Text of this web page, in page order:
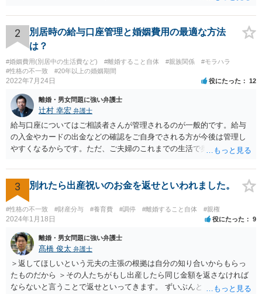
いのがおすすめです。 二人だけの密室で好き勝手していても、割と弁
護士とか警察が関与すると しゅんとする人が多いです。
2
別居時の給与口座管理と婚姻費用の最適な方法
は？
#婚姻費用(別居中の生活費など) #離婚すること自体 #親族関係
#モラハラ
#性格の不一致
#20年以上の婚姻期間
2022年7月24日 役にたった 12
離婚・男女問題に強い弁護士
辻村 幸宏 弁護士
給与口座についてはご相談者さんが管理されるのが一般的です。給与
の入金やカードの出金などの確認をご自身でされる方が今後は管理し
やすくなるからです。ただ、ご夫婦のこれまでの生活で奥様が管理さ
しても構わないとは思います。 隠し財産といっても、収入は給与だけ
で隠しようがないでしょうし、今わかっていない財産がないのであれ
ば別居後に新たな財産ができてもお互いに分与を主張できないことに
はなりますので杞憂ということになろうかと思います。 婚姻費用を渡
さないというおそれを奥様が抱くのはやむない面もあるとは思います
が、ここは信じていただくしかないですし、婚姻費用の金額の合意が
できるかどうかの方が重要だと思います（合意できなれば納得した金
額をもらえないという意味では、奥様の不満は残るからです）。 特別
経費という問題はあるのですが、一般には、収入から婚姻費用は定め
られ、全ての生活費が入っていると見ます。奥様の利益のために支払
っている費用については、婚姻費用から引くことも相当だと思いま
3 別れたら出産祝いのお金を返せといわれました。
#性格の不一致 #財産分与 #養育費 #調停 #離婚すること自体 #親権
2024年1月18日 役にたった 9
離婚・男女問題に強い弁護士
髙橋 俊太 弁護士
＞返してほしいという元夫の主張の根拠は自分の知り合いからもらっ
たものだから ＞その人たちがもし出産したら同じ金額を返さなければ
ならないと言うことで返せといってきます。 ずいぶんとトリッキーな